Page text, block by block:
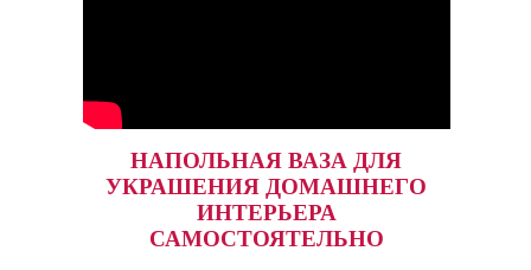
НАПОЛЬНАЯ ВАЗА ДЛЯ
УКРАШЕНИЯ ДОМАШНЕГО
ИНТЕРЬЕРА
САМОСТОЯТЕЛЬНО